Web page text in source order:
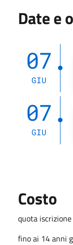
Date e
07
GIU
07
GIU
Costo
quota
fino ai 14 anni